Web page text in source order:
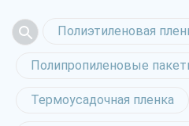
Полиэтиленовая
Полипропиленовые
Термоусадочная пленка